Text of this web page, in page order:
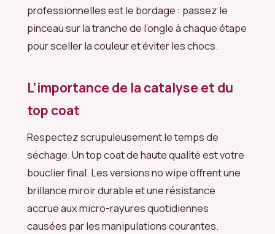
professionnelles est le bordage : passez le
pinceau sur la tranche de l’ongle à chaque étape
pour sceller la couleur et éviter les chocs.
L’importance de la catalyse et du
top coat
Respectez scrupuleusement le temps de
séchage. Un top coat de haute qualité est votre
bouclier final. Les versions no wipe offrent une
brillance miroir durable et une résistance
accrue aux micro-rayures quotidiennes
causées par les manipulations courantes.